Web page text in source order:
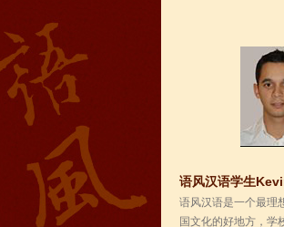
语风汉语学生
语风汉语是一个最理
国文化的好地方，学
多的汉语活动和学习